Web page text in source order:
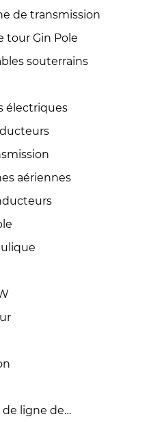
de transmission
tour Gin Pole
souterrains
électriques
aériennes
ligne de